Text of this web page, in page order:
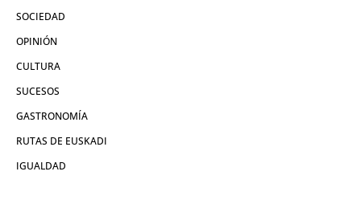
SOCIEDAD
OPINIÓN
CULTURA
SUCESOS
GASTRONOMÍA
RUTAS DE EUSKADI
IGUALDAD